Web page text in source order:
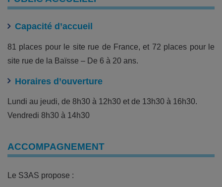
Capacité d’accueil
81 places pour le site rue de France, et 72 places pour le
site rue de la Baïsse – De 6 à 20 ans.
Horaires d’ouverture
Lundi au jeudi, de 8h30 à 12h30 et de 13h30 à 16h30.
Vendredi 8h30 à 14h30
ACCOMPAGNEMENT
Le S3AS propose :